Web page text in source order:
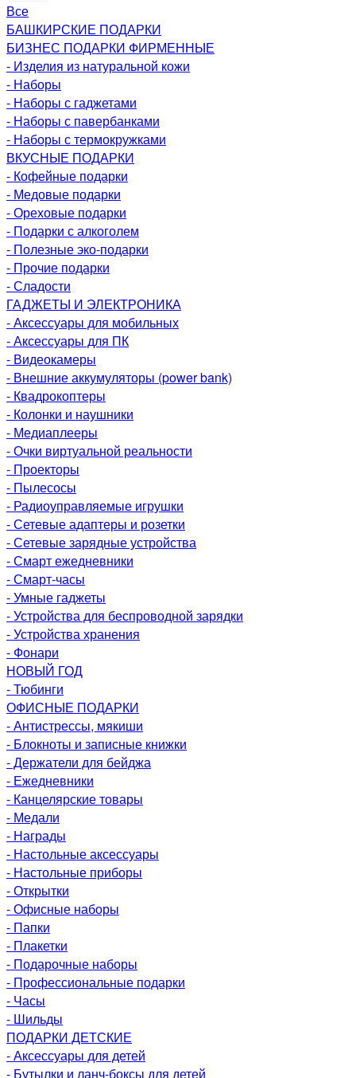
Все
БАШКИРСКИЕ ПОДАРКИ
БИЗНЕС ПОДАРКИ ФИРМЕННЫЕ
- Изделия из натуральной кожи
- Наборы
- Наборы с гаджетами
- Наборы с павербанками
- Наборы с термокружками
ВКУСНЫЕ ПОДАРКИ
- Кофейные подарки
- Медовые подарки
- Ореховые подарки
- Подарки с алкоголем
- Полезные эко-подарки
- Прочие подарки
- Сладости
ГАДЖЕТЫ И ЭЛЕКТРОНИКА
- Аксессуары для мобильных
- Аксессуары для ПК
- Видеокамеры
- Внешние аккумуляторы (power bank)
- Квадрокоптеры
- Колонки и наушники
- Медиаплееры
- Очки виртуальной реальности
- Проекторы
- Пылесосы
- Радиоуправляемые игрушки
- Сетевые адаптеры и розетки
- Сетевые зарядные устройства
- Смарт ежедневники
- Смарт-часы
- Умные гаджеты
- Устройства для беспроводной зарядки
- Устройства хранения
- Фонари
НОВЫЙ ГОД
- Тюбинги
ОФИСНЫЕ ПОДАРКИ
- Антистрессы, мякиши
- Блокноты и записные книжки
- Держатели для бейджа
- Ежедневники
- Канцелярские товары
- Медали
- Награды
- Настольные аксессуары
- Настольные приборы
- Открытки
- Офисные наборы
- Папки
- Плакетки
- Подарочные наборы
- Профессиональные подарки
- Часы
- Шильды
ПОДАРКИ ДЕТСКИЕ
- Аксессуары для детей
- Бутылки и ланч-боксы для детей